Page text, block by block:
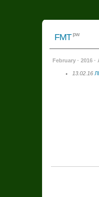
FMTpw
February · 2016
13.02.16